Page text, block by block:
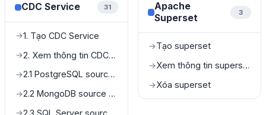
CDC Service 31
→1. Tạo CDC Service
→ 2. Xem thông tin CDC Service
→ 2.1 PostgreSQL source connector
→ 2.2 MongoDB source connector
→ 2.3 SQL Server source connector
Apache
Superset
3
→Tạo superset
→ Xem thông tin superset
→Xóa superset